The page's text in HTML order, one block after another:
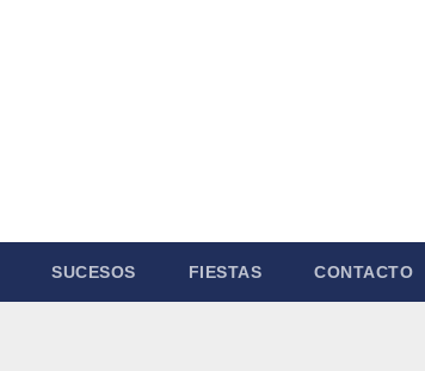
SUCESOS FIESTAS CONTACTO